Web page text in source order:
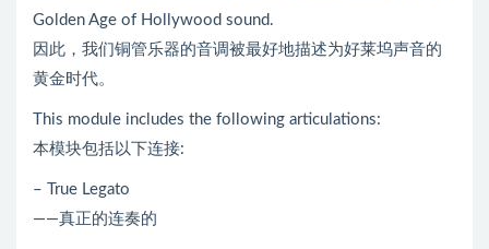
Golden Age of Hollywood sound.
因此，我们铜管乐器的音调被最好地描述为好莱坞声音的
黄金时代。
This module includes the following articulations:
本模块包括以下连接:
– True Legato
——真正的连奏的